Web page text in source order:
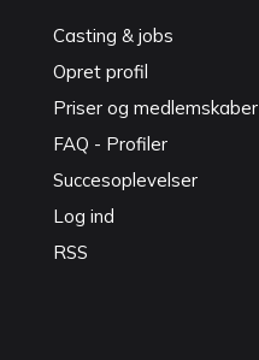
Casting & jobs
Opret profil
Priser og medlemskaber
FAQ - Profiler
Succesoplevelser
Log ind
RSS